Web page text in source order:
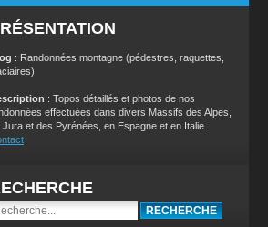
: Randonnées montagne (pédestres, raquettes,
: Topos détaillés et photos de nos
effectuées dans divers Massifs des Alpes,
Jura et des Pyrénées, en Espagne et en Italie.